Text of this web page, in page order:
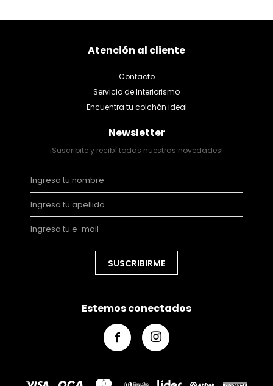
Atención al cliente
Contacto
Servicio de Interiorismo
Encuentra tu colchón ideal
Newsletter
¡Suscribite y recibí todas nuestras novedades!
SUSCRIBIRME
Estemos conectados
 